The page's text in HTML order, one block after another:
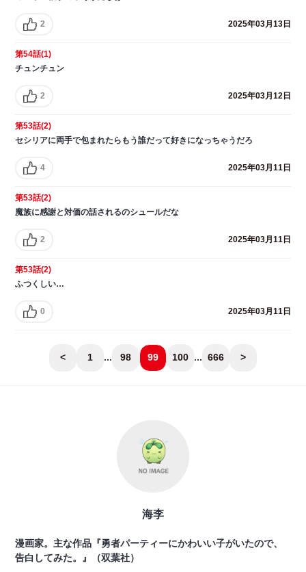
2 2025年03月13日
第54話(1)
チュンチュン
2 2025年03月12日
第53話(2)
セシリアに両手で包まれたらもう誰だって好きになっちゃうだろ
4 2025年03月11日
第53話(2)
魔族に感謝と対価の話されるのシュールだな
2 2025年03月11日
第53話(2)
ふつくしい…
0 2025年03月11日
< 1 ... 98 99 100 ... 666 >
海李
漫画家。主な作品『勇者パーティーにかわいい子がいたので、
告白してみた。』（双葉社）